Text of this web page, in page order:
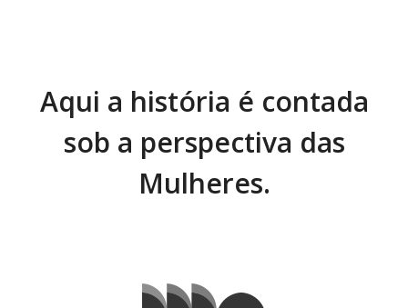
Aqui a história é contada
sob a perspectiva das
Mulheres.